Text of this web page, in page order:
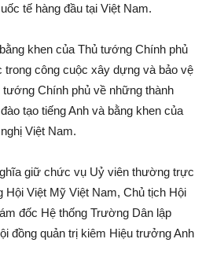
tế hàng đầu tại Việt Nam.
khen của Thủ tướng Chính phủ
công cuộc xây dựng và bảo vệ
Chính phủ về những thành
tạo tiếng Anh và bằng khen của
Việt Nam.
giữ chức vụ Uỷ viên thường trực
Hội Việt Mỹ Việt Nam, Chủ tịch Hội
đốc Hệ thống Trường Dân lập
đồng quản trị kiêm Hiệu trưởng Anh